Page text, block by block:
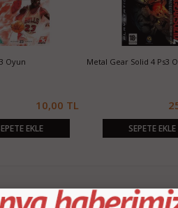
Oyun
10,00 TL
EKLE
Metal Gear Solid 4 Ps3
SEPETE EKLE